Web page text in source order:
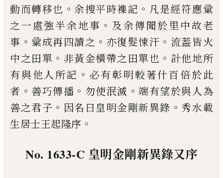
動而轉移也 。余搜平時襍記 。 凡是經符應彚
之一處強半余地事 。 及余傳聞於里中故老
事 。 彚成再四讀之 。 亦復髮悚汗 。 流葢皆火
中之田單 。 非黃金橫帶之田單也 。 計他地所
有與他人所記 。 必有彰明較著什百倍於此
者 。 善巧傳播 。 勿使泯滅 。 端有望於與人為
善之君子 。 因名曰皇明金剛新異錄 。 秀水載
生居士王起隆序 。
No. 1633-C 皇明金剛新異錄又序